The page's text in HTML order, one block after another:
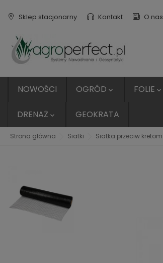
Sklep stacjonarny Kontakt O nas
NOWOŚCI OGRÓD  FOLIE 
DRENAŻ  GEOKRATA
Strona główna Siatki Siatka przeciw kretom